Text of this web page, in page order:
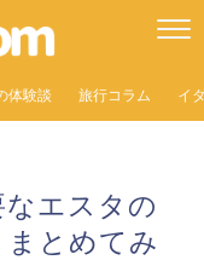
体験談 旅行コラム イ
エスタの
とめてみ